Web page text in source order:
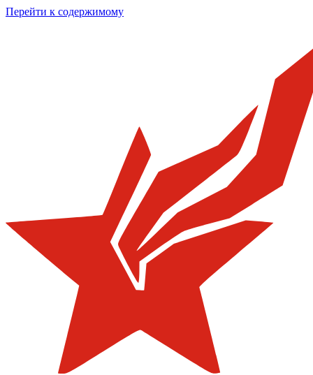
Перейти к содержимому